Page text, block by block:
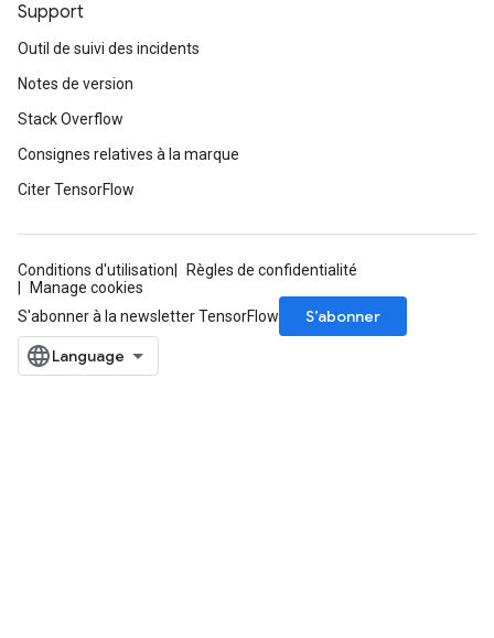
Support
Outil de suivi des incidents
Notes de version
Stack Overflow
Consignes relatives à la marque
Citer TensorFlow
Conditions d'utilisation
Règles de confidentialité
Manage cookies
S'abonner à la newsletter TensorFlow
S’abonner